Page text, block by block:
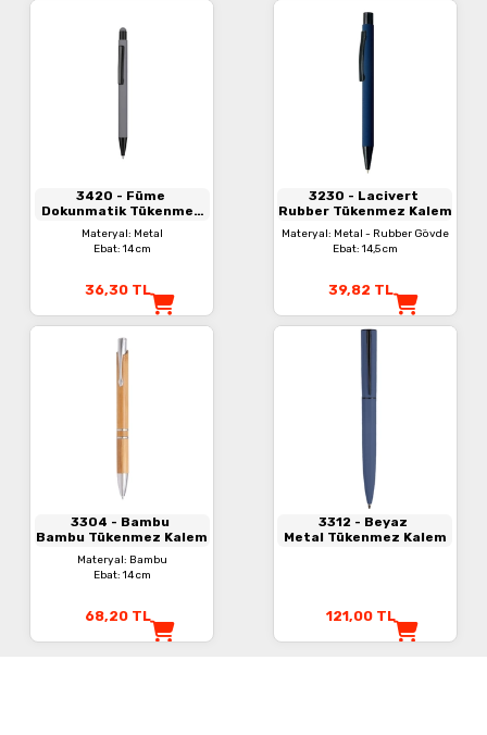
3420 - Füme
Dokunmatik Tükenmez
Kalem
Materyal: Metal
Ebat: 14 cm
36,30 TL
3230 - Lacivert
Rubber Tükenmez Kalem
Materyal: Metal - Rubber Gövde
Ebat: 14,5 cm
39,82 TL
3304 - Bambu
Bambu Tükenmez Kalem
Materyal: Bambu
Ebat: 14 cm
68,20 TL
3312 - Beyaz
Metal Tükenmez Kalem
121,00 TL